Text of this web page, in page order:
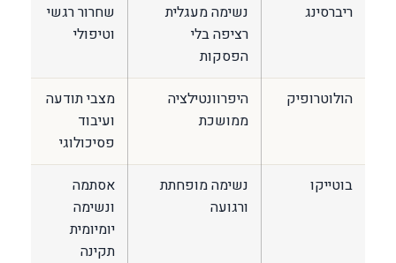
ריברסינג
נשימה מעגלית
רציפה בלי
הפסקות
שחרור רגשי
וטיפולי
הולוטרופיק
היפרוונטילציה
ממושכת
מצבי תודעה
ועיבוד
פסיכולוגי
בוטייקו
נשימה מופחתת
ורגועה
אסתמה
ונשימה
יומיומית
תקינה